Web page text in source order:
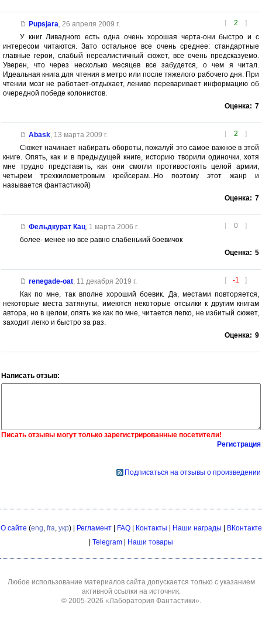
[ 2 ]
Pupsjara 26 апреля 2009 г.
У книг Ливадного есть одна очень хорошая черта-они быстро и с
интересом читаются. Зато остальное все очень среднее: стандартные
главные герои, слабый нереалистичный сюжет, все очень предсказуемо.
Уверен, что через несколько месяцев все забудется, о чем я читал.
Идеальная книга для чтения в метро или после тяжелого рабочего дня. При
чтении мозг не работает-отдыхает, лениво переваривает информацию об
очередной победе колонистов.
Оценка: 7
[ 2 ]
Abask, 13 марта 2009 г.
Сюжет начинает набирать обороты, пожалуй это самое важное в этой
книге. Опять, как и в предыдущей книге, историю творили одиночки, хотя
мне трудно представить, как они смогли противостоять целой армии,
четырем трехкилометровым крейсерам...Но поэтому этот жанр и
называется фантастикой)
Оценка: 7
[ 0 ]
Фельдкурат Кац, 1 марта 2006 г.
более- менее но все равно слабенький боевичок
Оценка: 5
[ -1 ]
renegade-oat, 11 декабря 2019 г.
Как по мне, так вполне хороший боевик. Да, местами повторяется,
некоторые места затянуты, имеются некоторые отсылки к другим книгам
автора, но в целом, опять же как по мне, читается легко, не избитый сюжет,
заходит легко и быстро за раз.
Оценка: 9
Написать отзыв:
Писать отзывы могут только зарегистрированные посетители!
Регистрация
Подписаться на отзывы о произведении
О сайте (eng fra укр) | Регламент| FAQ| Контакты | Наши награды | ВКонтакте
| Telegram | Наши товары
Любое использование материалов сайта допускается только с указанием
активной ссылки на источник.
© 2005-2026 «Лаборатория Фантастики»